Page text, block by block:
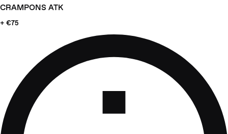
CRAMPONS ATK
+ €75